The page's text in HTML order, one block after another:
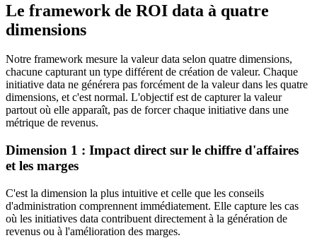
Le framework de ROI data à quatre
dimensions
Notre framework mesure la valeur data selon quatre dimensions,
chacune capturant un type différent de création de valeur. Chaque
initiative data ne générera pas forcément de la valeur dans les quatre
dimensions, et c'est normal. L'objectif est de capturer la valeur
partout où elle apparaît, pas de forcer chaque initiative dans une
métrique de revenus.
Dimension 1 : Impact direct sur le chiffre d'affaires
et les marges
C'est la dimension la plus intuitive et celle que les conseils
d'administration comprennent immédiatement. Elle capture les cas
où les initiatives data contribuent directement à la génération de
revenus ou à l'amélioration des marges.